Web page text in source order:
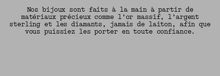
Nos bijoux sont faits à la main à partir de
matériaux précieux comme l’or massif, l’argent
sterling et les diamants, jamais de laiton, afin que
vous puissiez les porter en toute confiance.